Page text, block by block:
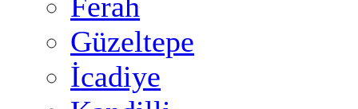
Güzeltepe
İcadiye